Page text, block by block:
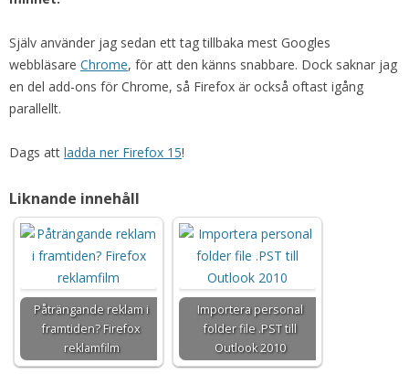
Själv använder jag sedan ett tag tillbaka mest Googles
webbläsare Chrome, för att den känns snabbare. Dock saknar jag
en del add-ons för Chrome, så Firefox är också oftast igång
parallellt.
Dags att ladda ner Firefox 15!
Liknande innehåll
Påträngande reklam i
framtiden? Firefox
reklamfilm
Importera personal
folder file .PST till
Outlook 2010